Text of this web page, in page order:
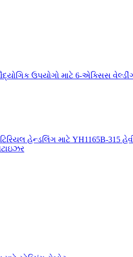
ઉપયોગો માટે 6-એક્સિસ
હેન્ડલિંગ માટે YH1165B-315